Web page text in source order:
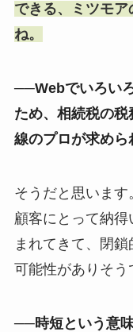
できる、ミツモ
ね。
──Webでいろい
ため、相続税の税
線のプロが求めら
そうだと思いま
顧客にとって納
まれてきて、閉
可能性がありそう
──時短という意